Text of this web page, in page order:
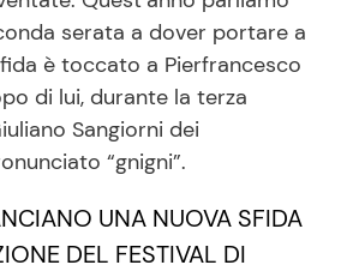
serata a dover portare a
è toccato a Pierfrancesco
di lui, durante la terza
Sangiorni dei
“gnigni”.
UNA NUOVA SFIDA
DEL FESTIVAL DI